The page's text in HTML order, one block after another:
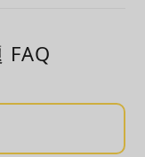
FAQ